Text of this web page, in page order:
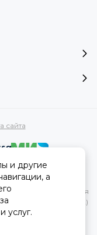
сайта
касающаяся
услуг, носит
условиях не является
Статьи 437(2)
РФ.
и другие
а
услуг.